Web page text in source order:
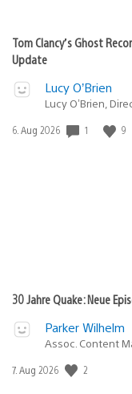
Tom Clancy’s Ghost
Update
Lucy O’Brien
Lucy O’Brien,
Veröffentlichungsdatum:
6. Aug 2026 1 9
30 Jahre Quake: Neue
Parker Wilhelm
Assoc. Content
Veröffentlichungsdatum:
7. Aug 2026 2